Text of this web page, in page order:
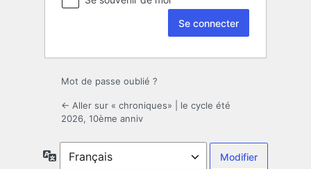
Mot de passe oublié ?
← Aller sur « chroniques» | le cycle été
2026, 10ème anniv
Langue